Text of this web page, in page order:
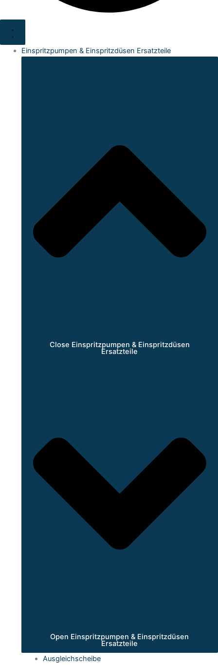
Einspritzpumpen & Einspritzdüsen Ersatzteile
Close Einspritzpumpen & Einspritzdüsen
Ersatzteile
Open Einspritzpumpen & Einspritzdüsen
Ersatzteile
Ausgleichscheibe